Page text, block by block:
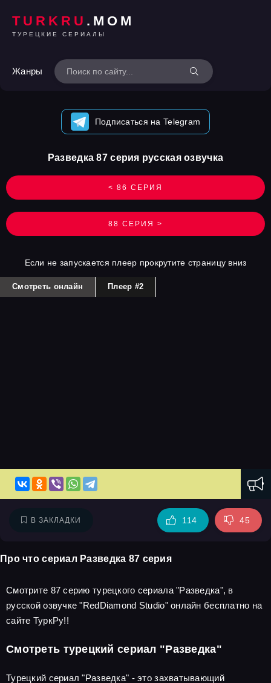
TURKRU .MOM
ТУРЕЦКИЕ СЕРИАЛЫ
Жанры
Подписаться на Telegram
< 86 СЕРИЯ
Разведка 87 серия русская озвучка
88 СЕРИЯ >
Если не запускается плеер прокрутите страницу вниз
Смотреть онлайн Плеер #2
В ЗАКЛАДКИ 114 45
Про что сериал Разведка 87 серия
Смотрите 87 серию турецкого сериала "Разведка", в
русской озвучке "RedDiamond Studio" онлайн бесплатно на
сайте ТуркРу!!
Смотреть турецкий сериал "Разведка"
Турецкий сериал "Разведка" - это захватывающий